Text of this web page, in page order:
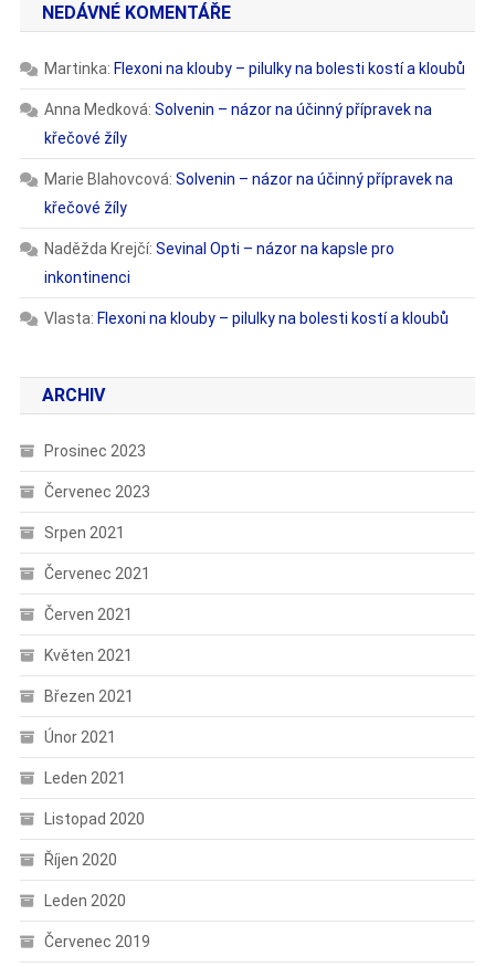
NEDÁVNÉ KOMENTÁŘE
Martinka: Flexoni na klouby – pilulky na bolesti kostí a kloubů
Anna Medková: Solvenin – názor na účinný přípravek na
křečové žíly
Marie Blahovcová: Solvenin – názor na účinný přípravek na
křečové žíly
Naděžda Krejčí: Sevinal Opti – názor na kapsle pro
inkontinenci
Vlasta: Flexoni na klouby – pilulky na bolesti kostí a kloubů
ARCHIV
Prosinec 2023
Červenec 2023
Srpen 2021
Červenec 2021
Červen 2021
Květen 2021
Březen 2021
Únor 2021
Leden 2021
Listopad 2020
Říjen 2020
Leden 2020
Červenec 2019